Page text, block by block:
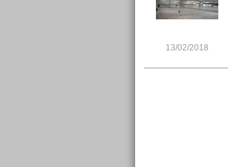
13/02/2018